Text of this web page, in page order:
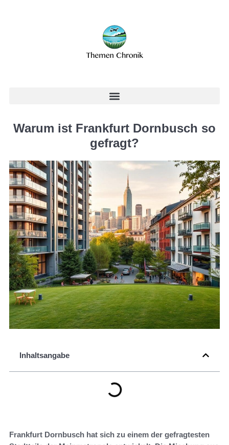
Warum ist Frankfurt Dornbusch so
gefragt?
Inhaltsangabe
Frankfurt Dornbusch hat sich zu einem der gefragtesten